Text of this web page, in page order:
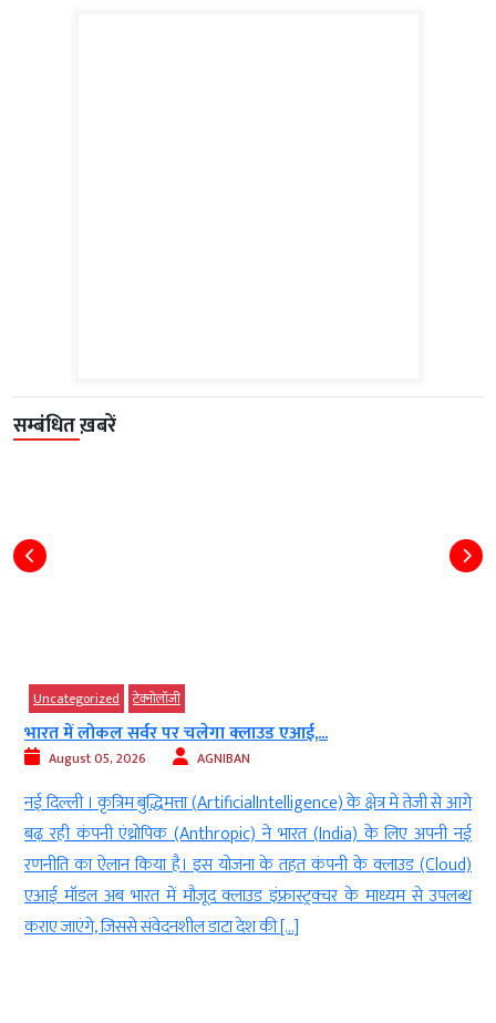
सम्बंधित ख़बरें
Uncategorized टेक्‍नोलॉजी
भारत में लोकल सर्वर पर चलेगा क्लाउड एआई,...
August 05, 2026 AGNIBAN
नई दिल्ली । कृत्रिम बुद्धिमत्ता (ArtificialIntelligence) के क्षेत्र में तेजी से आगे
बढ़ रही कंपनी एंथ्रोपिक (Anthropic) ने भारत (India) के लिए अपनी नई
रणनीति का ऐलान किया है। इस योजना के तहत कंपनी के क्लाउड (Cloud)
एआई मॉडल अब भारत में मौजूद क्लाउड इंफ्रास्ट्रक्चर के माध्यम से उपलब्ध
कराए जाएंगे, जिससे संवेदनशील डाटा देश की […]